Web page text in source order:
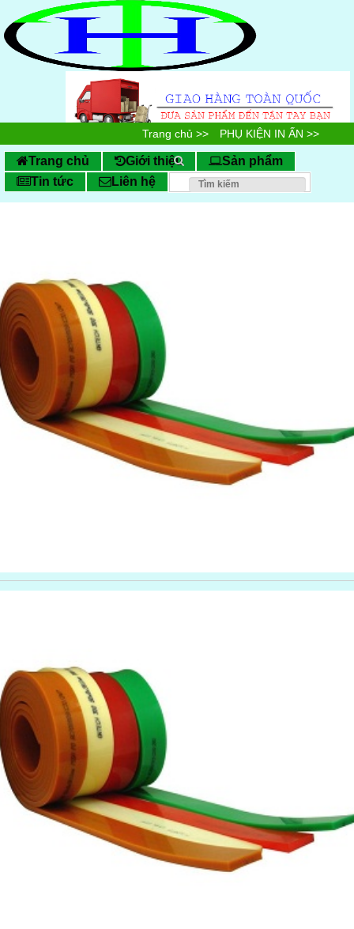
Trang chủ >> PHỤ KIỆN IN ẤN >>
Dao gạt mực
Trang chủ Giới thiệu
Sản phẩm
Tin tức
Liên hệ